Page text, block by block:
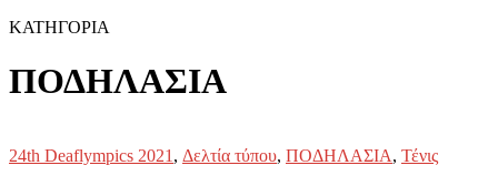
ΚΑΤΗΓΟΡΙΑ
ΠΟΔΗΛΑΣΙΑ
24th Deaflympics 2021 , Δελτία τύπου, ΠΟΔΗΛΑΣΙΑ, Τένις